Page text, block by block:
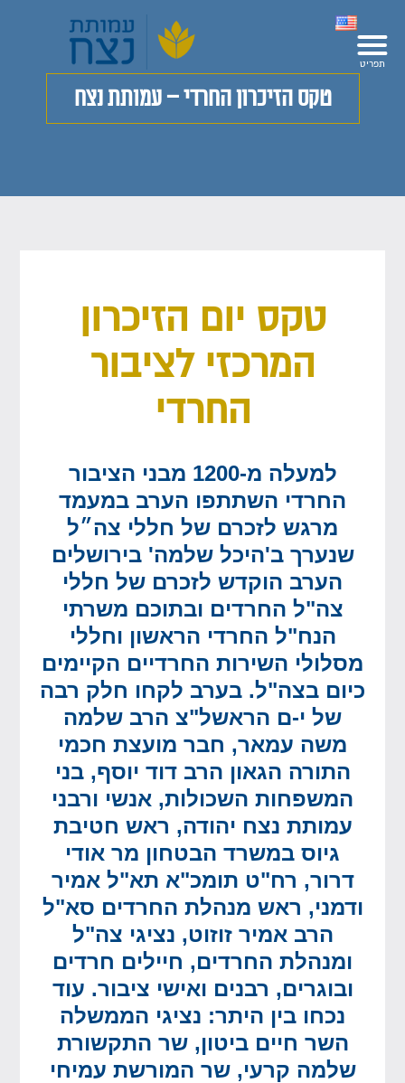
טקס הזיכרון החרדי – עמותת נצח
טקס יום הזיכרון
המרכזי לציבור
החרדי
למעלה מ-1200 מבני הציבור
החרדי השתתפו הערב במעמד
מרגש לזכרם של חללי צה״ל
שנערך ב'היכל שלמה' בירושלים
הערב הוקדש לזכרם של חללי
צה"ל החרדים ובתוכם משרתי
הנח"ל החרדי הראשון וחללי
מסלולי השירות החרדיים הקיימים
כיום בצה"ל. בערב לקחו חלק רבה
של י-ם הראשל"צ הרב שלמה
משה עמאר, חבר מועצת חכמי
התורה הגאון הרב דוד יוסף, בני
המשפחות השכולות, אנשי ורבני
עמותת נצח יהודה, ראש חטיבת
גיוס במשרד הבטחון מר אודי
דרור, רח"ט תומכ"א תא"ל אמיר
ודמני, ראש מנהלת החרדים סא"ל
הרב אמיר זוזוט, נציגי צה"ל
ומנהלת החרדים, חיילים חרדים
ובוגרים, רבנים ואישי ציבור. עוד
נכחו בין היתר: נציגי הממשלה
השר חיים ביטון, שר התקשורת
שלמה קרעי, שר המורשת עמיחי